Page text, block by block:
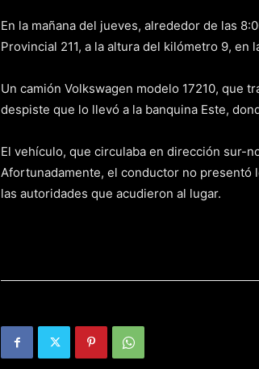
En la mañana del jueves, alrededor de las
Provincial 211, a la altura del kilómetro 9, en
Un camión Volkswagen modelo 17210, que
despiste que lo llevó a la banquina Este,
El vehículo, que circulaba en dirección sur-
Afortunadamente, el conductor no
las autoridades que acudieron al lugar.